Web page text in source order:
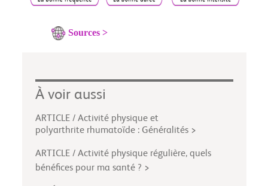
Sources >
À voir aussi
ARTICLE / Activité physique et
polyarthrite rhumatoïde : Généralités >
ARTICLE / Activité physique régulière, quels
bénéfices pour ma santé ? >